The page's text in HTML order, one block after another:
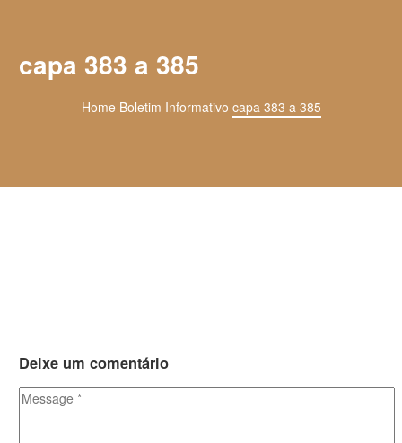
capa 383 a 385
Home Boletim Informativo capa 383 a 385
Deixe um comentário